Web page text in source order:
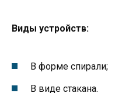
Виды устройств:
В форме спирали;
В виде стакана.